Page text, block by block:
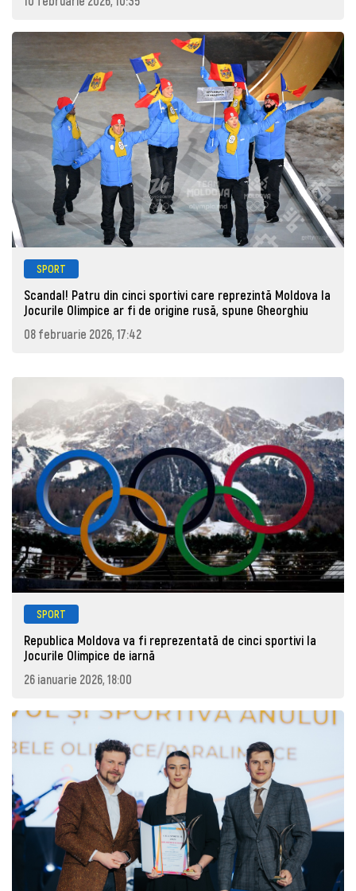
SPORT
Scandal! Patru din cinci sportivi care reprezintă Moldova la
Jocurile Olimpice ar fi de origine rusă, spune Gheorghiu
08 februarie 2026, 17:42
SPORT
Republica Moldova va fi reprezentată de cinci sportivi la
Jocurile Olimpice de iarnă
26 ianuarie 2026, 18:00